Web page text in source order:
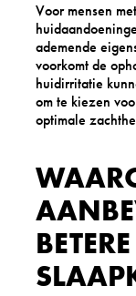
Voor mensen
ademende
voorkomt de
huidirritatie
om te kiezen
optimale
BETERE